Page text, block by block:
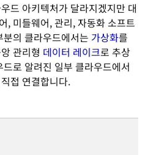
드 아키텍처가 달라지겠지만 대
, 미들웨어, 관리, 자동화 소프트
의 클라우드에서는 가상화를
관리형 데이터 레이크로 추상
로 알려진 일부 클라우드에서
접 연결합니다.